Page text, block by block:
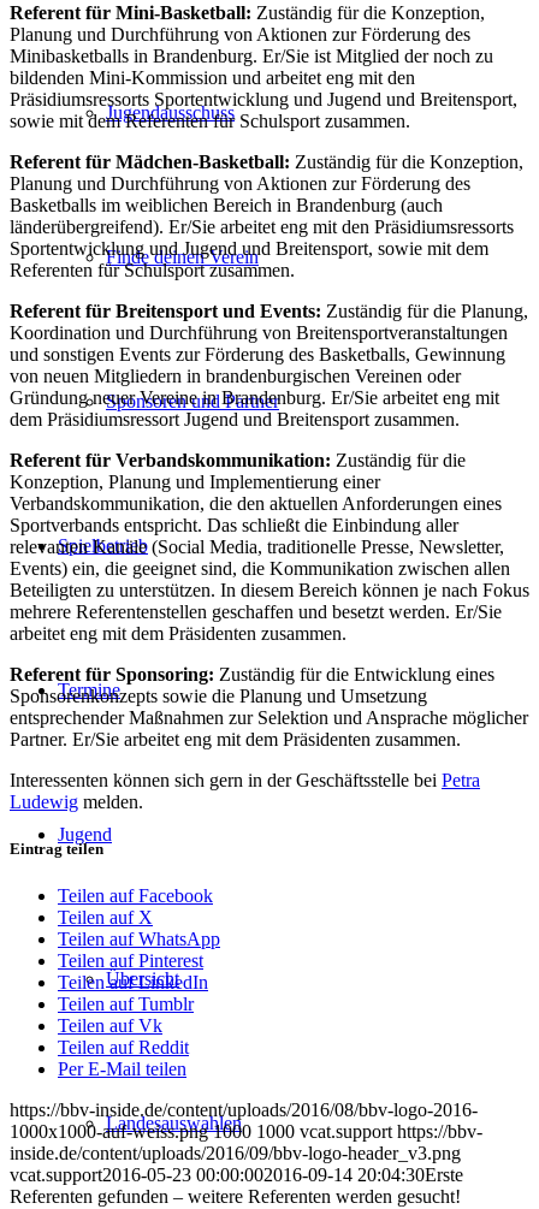
Jugendausschuss
Finde deinen Verein
Sponsoren und Partner
Spielbetrieb
Termine
Jugend
Übersicht
Landesauswahlen
Referent für Mini-Basketball: Zuständig für die Konzeption,
Planung und Durchführung von Aktionen zur Förderung des
Minibasketballs in Brandenburg. Er/Sie ist Mitglied der noch zu
bildenden Mini-Kommission und arbeitet eng mit den
Präsidiumsressorts Sportentwicklung und Jugend und Breitensport,
sowie mit dem Referenten für Schulsport zusammen.
Referent für Mädchen-Basketball: Zuständig für die Konzeption,
Planung und Durchführung von Aktionen zur Förderung des
Basketballs im weiblichen Bereich in Brandenburg (auch
länderübergreifend). Er/Sie arbeitet eng mit den Präsidiumsressorts
Sportentwicklung und Jugend und Breitensport, sowie mit dem
Referenten für Schulsport zusammen.
Referent für Breitensport und Events: Zuständig für die Planung,
Koordination und Durchführung von Breitensportveranstaltungen
und sonstigen Events zur Förderung des Basketballs, Gewinnung
von neuen Mitgliedern in brandenburgischen Vereinen oder
Gründung neuer Vereine in Brandenburg. Er/Sie arbeitet eng mit
dem Präsidiumsressort Jugend und Breitensport zusammen.
Referent für Verbandskommunikation: Zuständig für die
Konzeption, Planung und Implementierung einer
Verbandskommunikation, die den aktuellen Anforderungen eines
Sportverbands entspricht. Das schließt die Einbindung aller
relevanten Kanäle (Social Media, traditionelle Presse, Newsletter,
Events) ein, die geeignet sind, die Kommunikation zwischen allen
Beteiligten zu unterstützen. In diesem Bereich können je nach Fokus
mehrere Referentenstellen geschaffen und besetzt werden. Er/Sie
arbeitet eng mit dem Präsidenten zusammen.
Referent für Sponsoring: Zuständig für die Entwicklung eines
Sponsorenkonzepts sowie die Planung und Umsetzung
entsprechender Maßnahmen zur Selektion und Ansprache möglicher
Partner. Er/Sie arbeitet eng mit dem Präsidenten zusammen.
Interessenten können sich gern in der Geschäftsstelle bei Petra
Ludewig melden.
Eintrag teilen
Teilen auf Facebook
Teilen auf X
Teilen auf WhatsApp
Teilen auf Pinterest
Teilen auf LinkedIn
Teilen auf Tumblr
Teilen auf Vk
Teilen auf Reddit
Per E-Mail teilen
https://bbv-inside.de/content/uploads/2016/08/bbv-logo-2016-
1000x1000-auf-weiss.png 1000 1000 vcat.support https://bbv-
inside.de/content/uploads/2016/09/bbv-logo-header_v3.png
vcat.support2016-05-23 00:00:002016-09-14 20:04:30Erste
Referenten gefunden – weitere Referenten werden gesucht!